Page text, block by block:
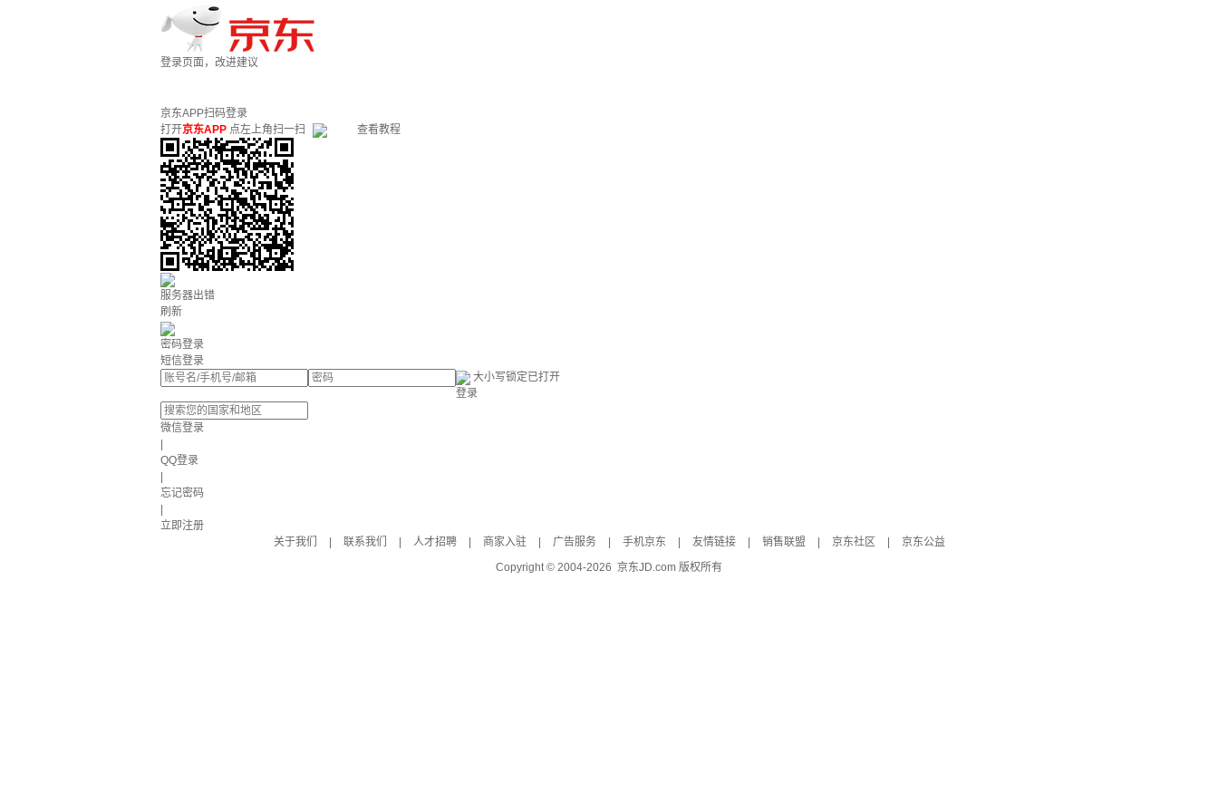
登录页面，改进建议
京东APP扫码登录
打开京东APP 点左上角扫一扫 查看教程
服务器出错
刷新
密码登录
短信登录
大小写锁定已打开
登录
微信登录
QQ登录
忘记密码
立即注册
关于我们
联系我们 人才招聘 商家入驻 广告服务 手机京东 友情链接 销售联盟 京东社区
京东公益
Copyright © 2004-2026 京东JD.com 版权所有